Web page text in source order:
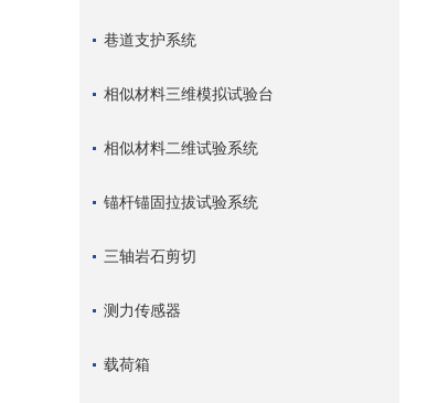
巷道支护系统
相似材料三维模拟试验台
相似材料二维试验系统
锚杆锚固拉拔试验系统
三轴岩石剪切
测力传感器
载荷箱